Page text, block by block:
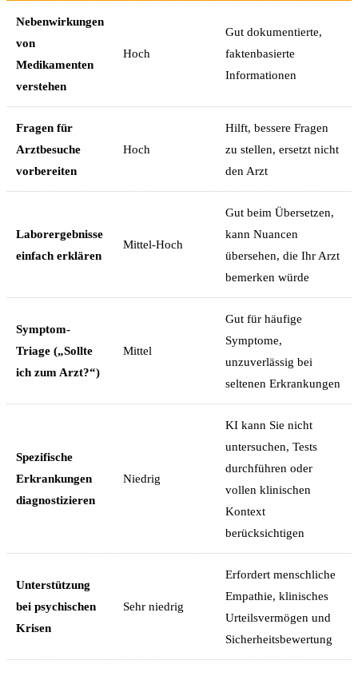
Nebenwirkungen
von
Medikamenten
verstehen
Hoch
Gut dokumentierte,
faktenbasierte
Informationen
Fragen für
Arztbesuche
vorbereiten
Hoch
Hilft, bessere Fragen
zu stellen, ersetzt nicht
den Arzt
Laborergebnisse
einfach erklären
Mittel-Hoch
Gut beim Übersetzen,
kann Nuancen
übersehen, die Ihr Arzt
bemerken würde
Symptom-
Triage („Sollte
ich zum Arzt?“)
Mittel
Gut für häufige
Symptome,
unzuverlässig bei
seltenen Erkrankungen
Spezifische
Erkrankungen
diagnostizieren
Niedrig
KI kann Sie nicht
untersuchen, Tests
durchführen oder
vollen klinischen
Kontext
berücksichtigen
Unterstützung
bei psychischen
Krisen
Sehr niedrig
Erfordert menschliche
Empathie, klinisches
Urteilsvermögen und
Sicherheitsbewertung